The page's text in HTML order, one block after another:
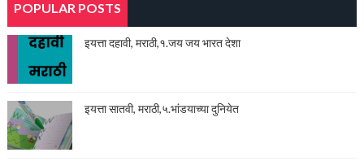
POPULAR POSTS
इयत्ता दहावी, मराठी,१.जय जय भारत देशा
इयत्ता सातवी, मराठी,५.भांडयाच्या दुनियेत